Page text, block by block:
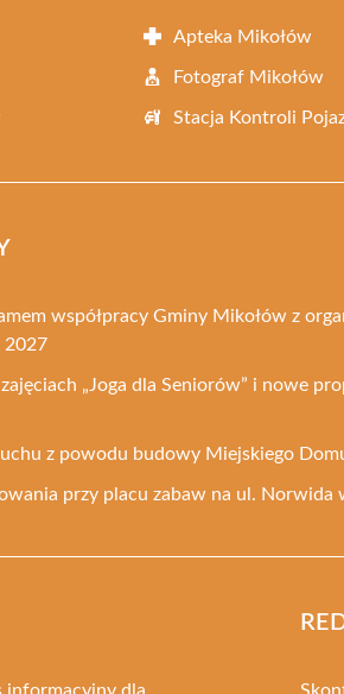
Apteka Mikołów
Fotograf Mikołów
Stacja Kontroli
współpracy Gminy Mikołów z
2027
„Joga dla Seniorów” i nowe
z powodu budowy Miejskiego
przy placu zabaw na ul. Norwida